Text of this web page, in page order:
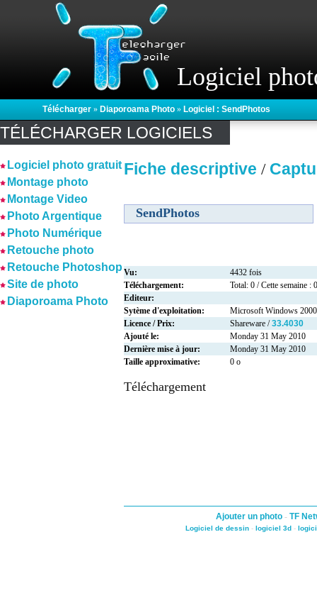
Logiciel
Télécharger » Diaporoama Photo » Logiciel : SendPhotos
TÉLÉCHARGER LOGICIELS
Logiciel photo gratuit
Montage photo
Montage Video
Photo Argentique
Photo Numérique
Retouche photo
Retouche Photoshop
Site de photo
Diaporoama Photo
Fiche descriptive /
SendPhotos
Vu:
4432 fois
Téléchargement:
Total: 0 / Cette semaine : 0
Editeur:
Sytème d'exploitation:
Microsoft Windows
Licence / Prix:
Shareware /33.4030
Ajouté le:
Monday 31 May 2010
Dernière mise à jour:
Monday 31 May 2010
Taille approximative:
0 o
Téléchargement
Ajouter un photo - TF
Logiciel de dessin - logiciel 3d -